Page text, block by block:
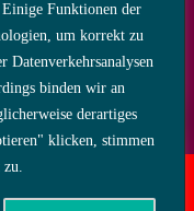
Funktionen der
um korrekt zu
Datenverkehrsanalysen
binden wir an
derartiges
klicken, stimmen
zu.